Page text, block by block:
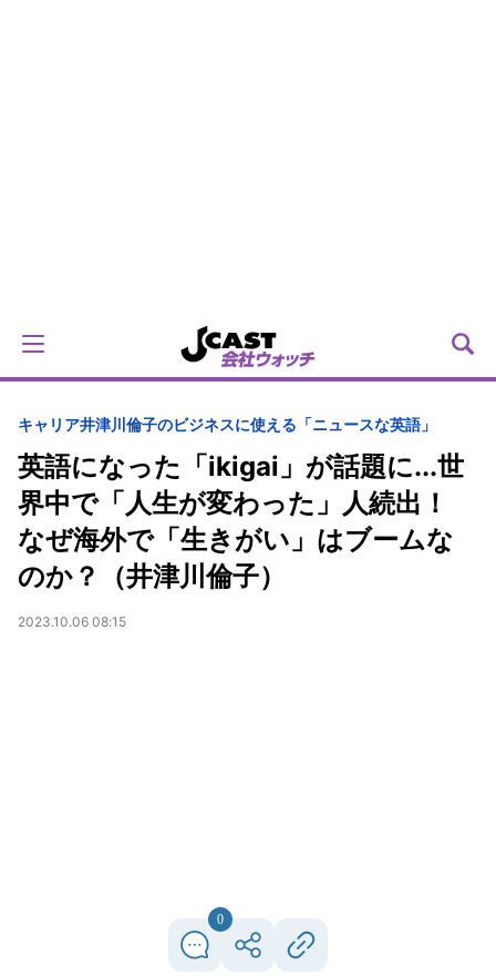
キャリア井津川倫子のビジネスに使える「ニュースな英語」
英語になった「ikigai」が話題に...世
界中で「人生が変わった」人続出！
なぜ海外で「生きがい」はブームな
のか？（井津川倫子）
2023.10.06 08:15
0